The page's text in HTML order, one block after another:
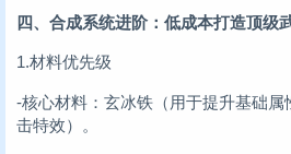
四、合成系统进阶：低成本打造顶级
1.材料优先级
-核心材料：玄冰铁（用于提升基础属
击特效）。